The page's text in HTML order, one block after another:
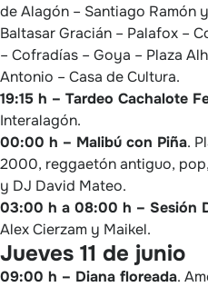
de Alagón – Santiago Ramón
Baltasar Gracián – Palafox –
– Cofradías – Goya – Plaza
Antonio – Casa de Cultura.
19:15 h – Tardeo Cachalote
Interalagón.
00:00 h – Malibú con Piña.
2000, reggaetón antiguo,
y DJ David Mateo.
03:00 h a 08:00 h – Sesión
Alex Cierzam y Maikel.
Jueves 11 de junio
09:00 h – Diana floreada.